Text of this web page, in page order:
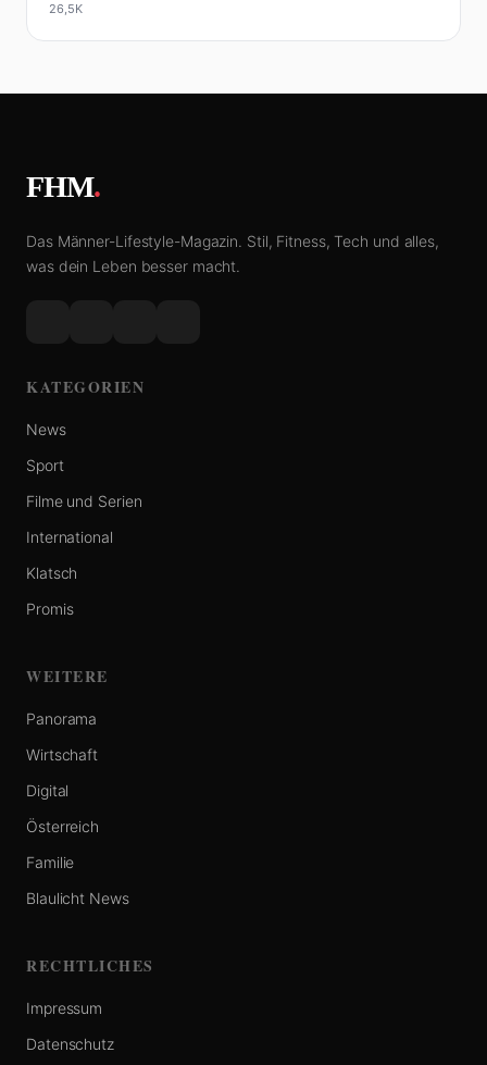
26,5K
FHM.
Das Männer-Lifestyle-Magazin. Stil, Fitness, Tech und alles,
was dein Leben besser macht.
KATEGORIEN
News
Sport
Filme und Serien
International
Klatsch
Promis
WEITERE
Panorama
Wirtschaft
Digital
Österreich
Familie
Blaulicht News
RECHTLICHES
Impressum
Datenschutz